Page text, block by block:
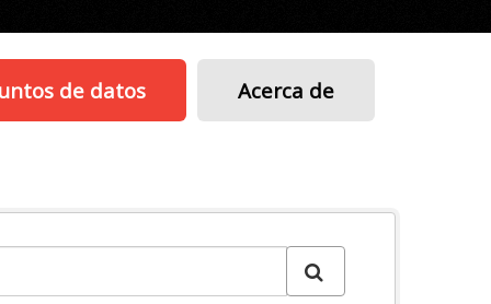
de datos Acerca de